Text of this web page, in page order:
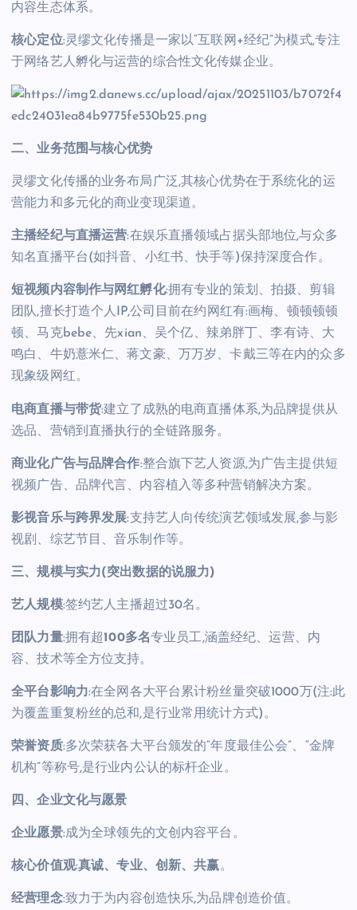
内容生态体系。
核心定位:灵缪文化传播是一家以“互联网+经纪”为模式,专注
于网络艺人孵化与运营的综合性文化传媒企业。
二、业务范围与核心优势
灵缪文化传播的业务布局广泛,其核心优势在于系统化的运
营能力和多元化的商业变现渠道。
主播经纪与直播运营:在娱乐直播领域占据头部地位,与众多
知名直播平台(如抖音、小红书、快手等)保持深度合作。
短视频内容制作与网红孵化:拥有专业的策划、拍摄、剪辑
团队,擅长打造个人IP,公司目前在约网红有:画梅、顿顿顿顿
顿、马克bebe、先xian、吴个亿、辣弟胖丁、李有诗、大
鸣白、牛奶薏米仁、蒋文豪、万万岁、卡戴三等在内的众多
现象级网红。
电商直播与带货:建立了成熟的电商直播体系,为品牌提供从
选品、营销到直播执行的全链路服务。
商业化广告与品牌合作:整合旗下艺人资源,为广告主提供短
视频广告、品牌代言、内容植入等多种营销解决方案。
影视音乐与跨界发展:支持艺人向传统演艺领域发展,参与影
视剧、综艺节目、音乐制作等。
三、规模与实力(突出数据的说服力)
艺人规模:签约艺人主播超过30名。
团队力量:拥有超100多名专业员工,涵盖经纪、运营、内
容、技术等全方位支持。
全平台影响力:在全网各大平台累计粉丝量突破1000万(注:此
为覆盖重复粉丝的总和,是行业常用统计方式)。
荣誉资质:多次荣获各大平台颁发的“年度最佳公会”、“金牌
机构”等称号,是行业内公认的标杆企业。
四、企业文化与愿景
企业愿景:成为全球领先的文创内容平台。
核心价值观:真诚、专业、创新、共赢。
经营理念:致力于为内容创造快乐,为品牌创造价值。